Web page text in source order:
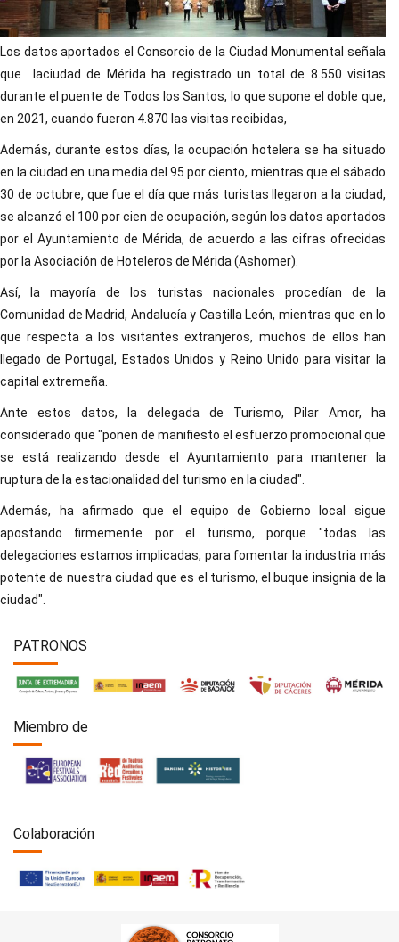
Los datos aportados el Consorcio de la Ciudad Monumental señala
que laciudad de Mérida ha registrado un total de 8.550 visitas
durante el puente de Todos los Santos, lo que supone el doble que,
en 2021, cuando fueron 4.870 las visitas recibidas,
Además, durante estos días, la ocupación hotelera se ha situado
en la ciudad en una media del 95 por ciento, mientras que el sábado
30 de octubre, que fue el día que más turistas llegaron a la ciudad,
se alcanzó el 100 por cien de ocupación, según los datos aportados
por el Ayuntamiento de Mérida, de acuerdo a las cifras ofrecidas
por la Asociación de Hoteleros de Mérida (Ashomer).
Así, la mayoría de los turistas nacionales procedían de la
Comunidad de Madrid, Andalucía y Castilla León, mientras que en lo
que respecta a los visitantes extranjeros, muchos de ellos han
llegado de Portugal, Estados Unidos y Reino Unido para visitar la
capital extremeña.
Ante estos datos, la delegada de Turismo, Pilar Amor, ha
considerado que "ponen de manifiesto el esfuerzo promocional que
se está realizando desde el Ayuntamiento para mantener la
ruptura de la estacionalidad del turismo en la ciudad".
Además, ha afirmado que el equipo de Gobierno local sigue
apostando firmemente por el turismo, porque "todas las
delegaciones estamos implicadas, para fomentar la industria más
potente de nuestra ciudad que es el turismo, el buque insignia de la
ciudad".
PATRONOS
Miembro de
Colaboración